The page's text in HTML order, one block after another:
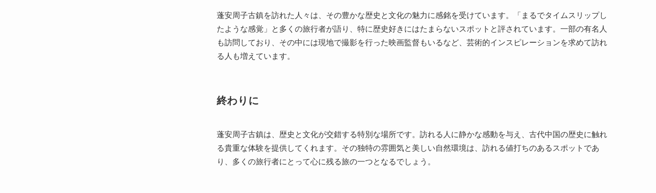
蓬安周子古鎮を訪れた人々は、その豊かな歴史と文化の魅力に感銘を受けています。「まるでタイムスリップし
たような感覚」と多くの旅行者が語り、特に歴史好きにはたまらないスポットと評されています。一部の有名人
も訪問しており、その中には現地で撮影を行った映画監督もいるなど、芸術的インスピレーションを求めて訪れ
る人も増えています。
終わりに
蓬安周子古鎮は、歴史と文化が交錯する特別な場所です。訪れる人に静かな感動を与え、古代中国の歴史に触れ
る貴重な体験を提供してくれます。その独特の雰囲気と美しい自然環境は、訪れる値打ちのあるスポットであ
り、多くの旅行者にとって心に残る旅の一つとなるでしょう。